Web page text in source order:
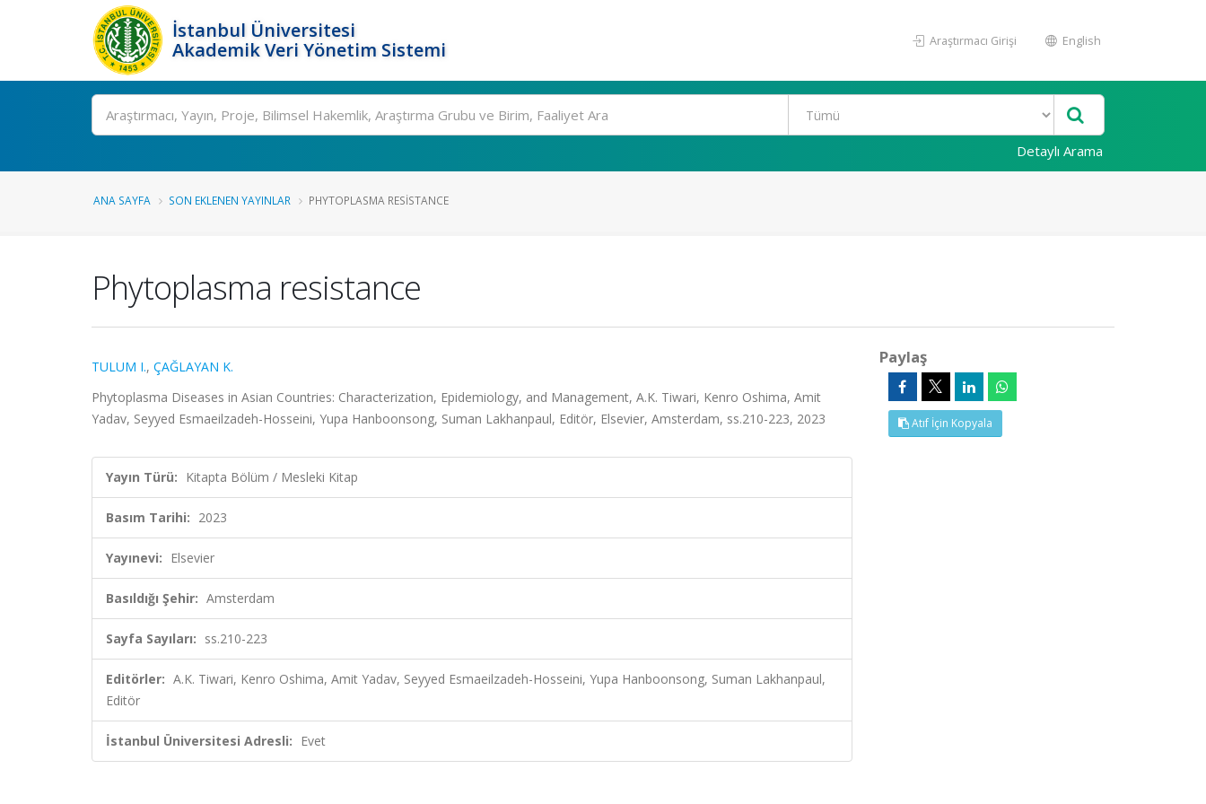
İstanbul Üniversitesi
Akademik Veri Yönetim Sistemi
Araştırmacı Girişi English
Ara
Detaylı Arama
ANA SAYFA SON EKLENEN YAYINLAR PHYTOPLASMA RESISTANCE
Phytoplasma resistance
TULUM I., ÇAĞLAYAN K.
Phytoplasma Diseases in Asian Countries: Characterization, Epidemiology, and Management, A.K. Tiwari, Kenro Oshima, Amit
Yadav, Seyyed Esmaeilzadeh-Hosseini, Yupa Hanboonsong, Suman Lakhanpaul, Editör, Elsevier, Amsterdam, ss.210-223, 2023
Yayın Türü: Kitapta Bölüm / Mesleki Kitap
Basım Tarihi: 2023
Yayınevi: Elsevier
Basıldığı Şehir: Amsterdam
Sayfa Sayıları: ss.210-223
Editörler: A.K. Tiwari, Kenro Oshima, Amit Yadav, Seyyed Esmaeilzadeh-Hosseini, Yupa Hanboonsong, Suman Lakhanpaul,
Editör
İstanbul Üniversitesi Adresli: Evet
Paylaş
Atıf İçin Kopyala